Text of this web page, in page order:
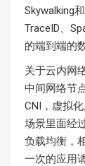
Skywalking
TraceID、
的端到端的
关于云内网
中间网络节
CNI，虚拟
场景里面经
负载均衡，
一次的应用